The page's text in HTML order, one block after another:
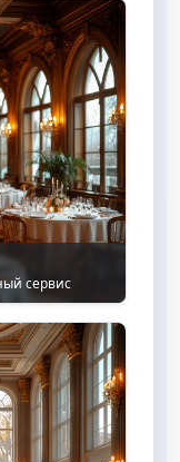
сервис